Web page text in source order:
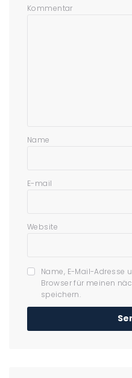
Kommentar
Name
E-mail
Website
Name, E-Mail-Adresse
Browser für meinen
speichern.